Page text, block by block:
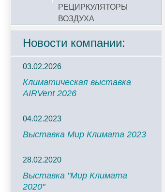
РЕЦИРКУЛЯТОРЫ
ВОЗДУХА
Новости компании:
03.02.2026
Климатическая выставка
AIRVent 2026
04.02.2023
Выставка Мир Климата 2023
28.02.2020
Выставка "Мир Климата
2020"